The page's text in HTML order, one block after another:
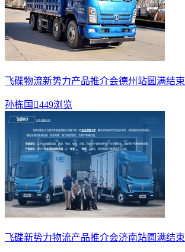
飞碟物流新势力产品推介会德州站圆满结束
孙栋国 449浏览
飞碟新势力物流产品推介会济南站圆满结束